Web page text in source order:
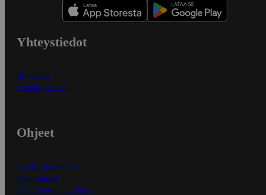
Yhteystiedot
Myymälät
Asiakaspalvelu
Ohjeet
Ensitilaajan ohjeet
Näin maksat
Näin tilaat ja muokkaat